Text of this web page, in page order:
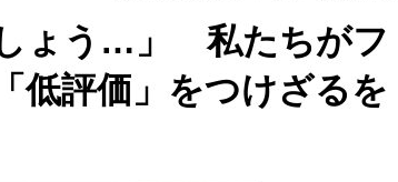
しょう…」 私たちがフ
低評価」をつけざるを